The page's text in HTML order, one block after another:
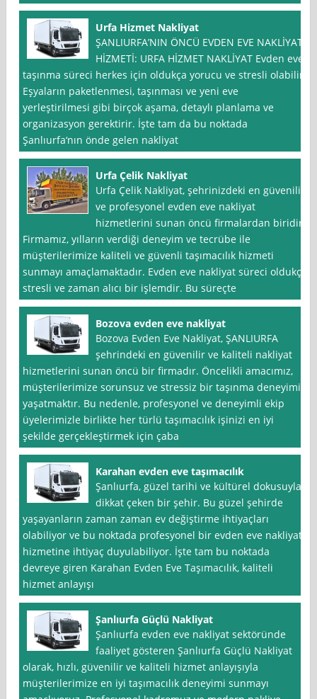
Urfa Hizmet Nakliyat
ŞANLIURFA’NIN ÖNCÜ EVDEN EVE NAKLİYAT
HİZMETİ: URFA HİZMET NAKLİYAT Evden eve
taşınma süreci herkes için oldukça yorucu ve stresli olabilir.
Eşyaların paketlenmesi, taşınması ve yeni eve
yerleştirilmesi gibi birçok aşama, detaylı planlama ve
organizasyon gerektirir. İşte tam da bu noktada
Şanlıurfa‘nın önde gelen nakliyat
Urfa Çelik Nakliyat
Urfa Çelik Nakliyat, şehrinizdeki en güvenilir
ve profesyonel evden eve nakliyat
hizmetlerini sunan öncü firmalardan biridir.
Firmamız, yılların verdiği deneyim ve tecrübe ile
müşterilerimize kaliteli ve güvenli taşımacılık hizmeti
sunmayı amaçlamaktadır. Evden eve nakliyat süreci oldukça
stresli ve zaman alıcı bir işlemdir. Bu süreçte
Bozova evden eve nakliyat
Bozova Evden Eve Nakliyat, ŞANLIURFA
şehrindeki en güvenilir ve kaliteli nakliyat
hizmetlerini sunan öncü bir firmadır. Öncelikli amacımız,
müşterilerimize sorunsuz ve stressiz bir taşınma deneyimi
yaşatmaktır. Bu nedenle, profesyonel ve deneyimli ekip
üyelerimizle birlikte her türlü taşımacılık işinizi en iyi
şekilde gerçekleştirmek için çaba
Karahan evden eve taşımacılık
Şanlıurfa, güzel tarihi ve kültürel dokusuyla
dikkat çeken bir şehir. Bu güzel şehirde
yaşayanların zaman zaman ev değiştirme ihtiyaçları
olabiliyor ve bu noktada profesyonel bir evden eve nakliyat
hizmetine ihtiyaç duyulabiliyor. İşte tam bu noktada
devreye giren Karahan Evden Eve Taşımacılık, kaliteli
hizmet anlayışı
Şanlıurfa Güçlü Nakliyat
Şanlıurfa evden eve nakliyat sektöründe
faaliyet gösteren Şanlıurfa Güçlü Nakliyat
olarak, hızlı, güvenilir ve kaliteli hizmet anlayışıyla
müşterilerimize en iyi taşımacılık deneyimi sunmayı